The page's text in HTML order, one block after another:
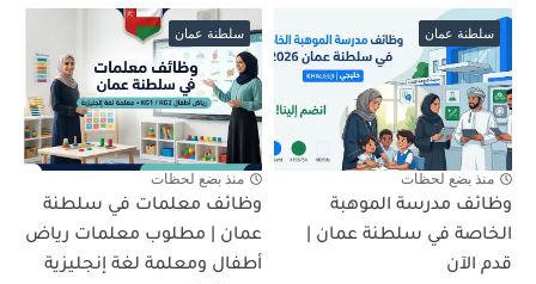
سلطنة عمان
منذ بضع لحظات
وظائف مدرسة الموهبة
الخاصة في سلطنة عمان |
قدم الآن
سلطنة عمان
منذ بضع لحظات
وظائف معلمات في سلطنة
عمان | مطلوب معلمات رياض
أطفال ومعلمة لغة إنجليزية